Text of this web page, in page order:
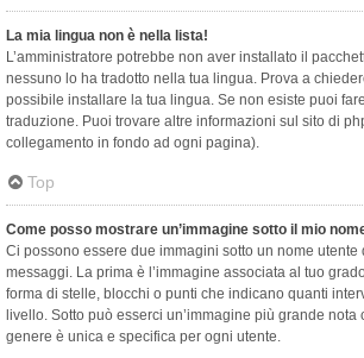
La mia lingua non è nella lista!
L’amministratore potrebbe non aver installato il
nessuno lo ha tradotto nella tua lingua. Prova a
possibile installare la tua lingua. Se non esiste puoi
traduzione. Puoi trovare altre informazioni sul sito di
collegamento in fondo ad ogni pagina).
Top
Come posso mostrare un’immagine sotto il mio
Ci possono essere due immagini sotto un nome utente
messaggi. La prima è l’immagine associata al tuo
forma di stelle, blocchi o punti che indicano quanti
livello. Sotto può esserci un’immagine più grande nota
genere è unica e specifica per ogni utente.